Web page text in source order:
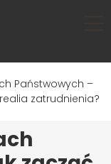
Państwowych –
zatrudnienia?